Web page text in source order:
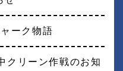
ーク物語
クリーン作戦のお知